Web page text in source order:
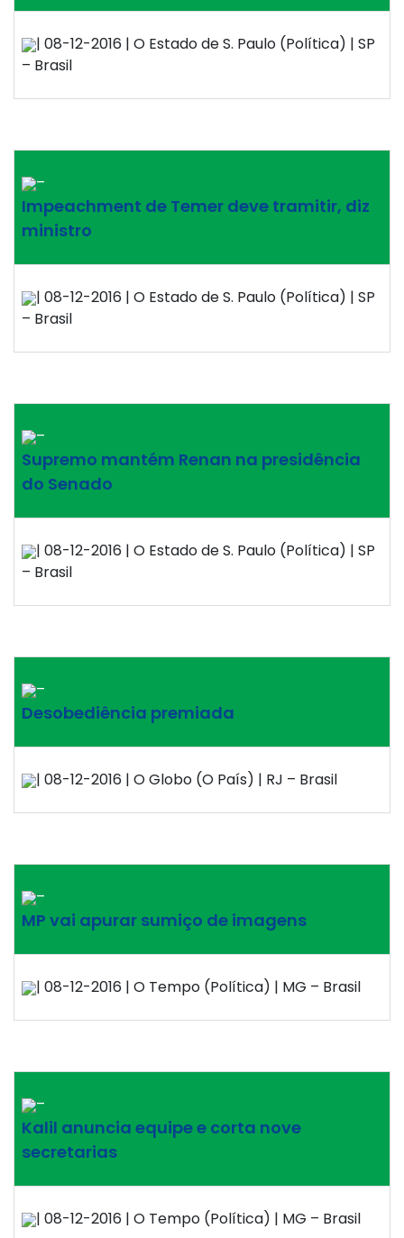
| 08-12-2016 | O Estado de S. Paulo (Política) | SP
– Brasil
–
Impeachment de Temer deve tramitir, diz
ministro
| 08-12-2016 | O Estado de S. Paulo (Política) | SP
– Brasil
–
Supremo mantém Renan na presidência
do Senado
| 08-12-2016 | O Estado de S. Paulo (Política) | SP
– Brasil
–
Desobediência premiada
| 08-12-2016 | O Globo (O País) | RJ – Brasil
–
MP vai apurar sumiço de imagens
| 08-12-2016 | O Tempo (Política) | MG – Brasil
–
Kalil anuncia equipe e corta nove
secretarias
| 08-12-2016 | O Tempo (Política) | MG – Brasil